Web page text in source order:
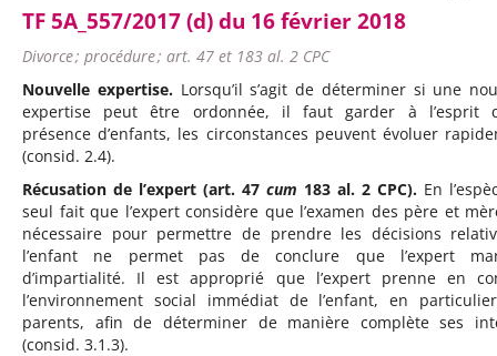
TF 5A_557/2017 (d) du 16 février 2018
Divorce ; procédure ; art. 47 et 183 al. 2 CPC
Nouvelle expertise.Lorsqu’il s’agit de déterminer si une
expertise peut être ordonnée, il faut garder à l’esprit
présence d’enfants, les circonstances peuvent évoluer
(consid. 2.4).
Récusation de l’expert (art. 47 cum 183 al. 2 CPC). En
seul fait que l’expert considère que l’examen des père et
nécessaire pour permettre de prendre les décisions
l’enfant ne permet pas de conclure que l’expert
d’impartialité. Il est approprié que l’expert prenne en
l’environnement social immédiat de l’enfant, en
parents, afin de déterminer de manière complète ses
(consid. 3.1.3).